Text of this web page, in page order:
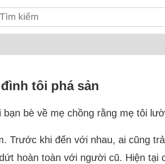
tôi phá sản
bè về mẹ chồng rằng mẹ tôi
Trước khi đến với nhau, ai cũng
hoàn toàn với người cũ. Hiện